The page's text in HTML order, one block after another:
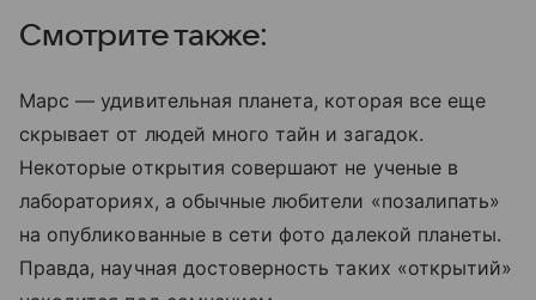
Смотрите также:
Марс — удивительная планета, которая все еще
скрывает от людей много тайн и загадок.
Некоторые открытия совершают не ученые в
лабораториях, а обычные любители «позалипать»
на опубликованные в сети фото далекой планеты.
Правда, научная достоверность таких «открытий»